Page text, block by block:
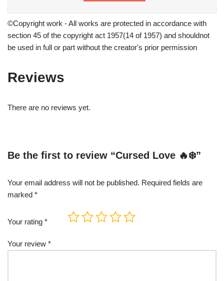
©Copyright work - All works are protected in accordance with
section 45 of the copyright act 1957(14 of 1957) and shouldnot
be used in full or part without the creator's prior permission
Reviews
There are no reviews yet.
Be the first to review “Cursed Love 🔥❄️”
Your email address will not be published. Required fields are
marked *
Your rating *
Your review *